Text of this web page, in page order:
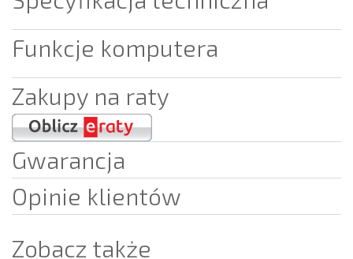
Funkcje komputera
Zakupy na raty
Gwarancja
Opinie klientów
Zobacz także